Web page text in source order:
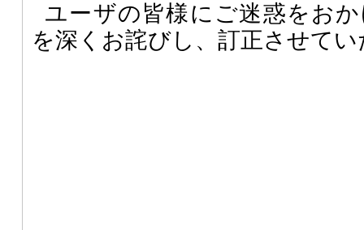
ユーザの皆様にご迷惑をお
を深くお詫びし、訂正させて